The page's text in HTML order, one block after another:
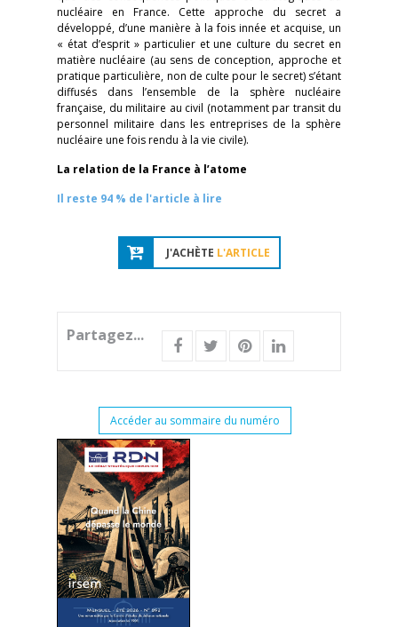
nucléaire en France. Cette approche du secret a
développé, d’une manière à la fois innée et acquise, un
« état d’esprit » particulier et une culture du secret en
matière nucléaire (au sens de conception, approche et
pratique particulière, non de culte pour le secret) s’étant
diffusés dans l’ensemble de la sphère nucléaire
française, du militaire au civil (notamment par transit du
personnel militaire dans les entreprises de la sphère
nucléaire une fois rendu à la vie civile).
La relation de la France à l’atome
Il reste 94 % de l'article à lire
J'ACHÈTE L'ARTICLE
Partagez...
Accéder au sommaire du numéro